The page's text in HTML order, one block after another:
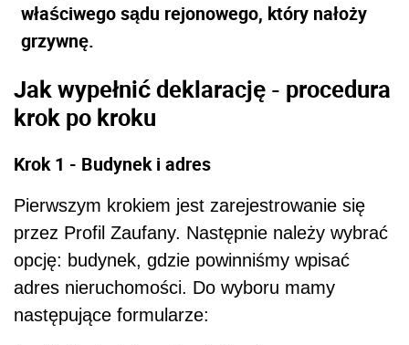
właściwego sądu rejonowego, który nałoży
grzywnę.
Jak wypełnić deklarację - procedura
krok po kroku
Krok 1 - Budynek i adres
Pierwszym krokiem jest zarejestrowanie się
przez Profil Zaufany. Następnie należy wybrać
opcję: budynek, gdzie powinniśmy wpisać
adres nieruchomości. Do wyboru mamy
następujące formularze: